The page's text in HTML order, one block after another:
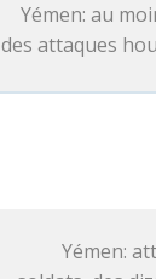
Yémen: au
des attaques
Yémen: